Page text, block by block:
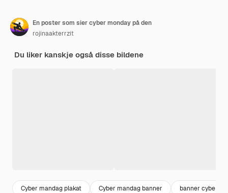
En poster som sier cyber monday på den
rojinaakterrzit
Du liker kanskje også disse bildene
Cyber mandag plakat Cyber mandag banner banner cyber